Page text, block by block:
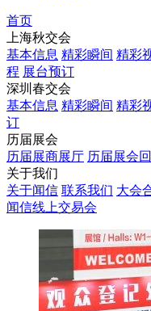
首页
上海秋交会
基本信息 精彩瞬间 精彩
程 展台预订
深圳春交会
基本信息 精彩瞬间 精彩
订
历届展会
历届展商展厅 历届展会
关于我们
关于闻信 联系我们 大会
闻信线上交易会